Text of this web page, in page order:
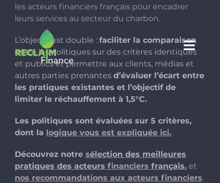
A propos
Outils
les acteurs financiers français pour encadrer
leurs services au secteur du charbon.
L’objectif est double : faciliter la comparaison
entre les politiques sur des critères identiques
et publics et permettre aux clients, médias et
autres parties prenantes d’évaluer l’écart entre
les pratiques existantes et l’objectif de
limiter le réchauffement à 1,5°C.
Les politiques sont évaluées sur 5 critères,
dont la logique vous est expliquée ici.
Découvrez notre sélection des meilleures
pratiques des acteurs financiers français. et
nos recommandations aux acteurs financiers.